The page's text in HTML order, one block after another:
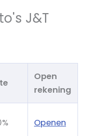
J&T
Open
rekening
Openen